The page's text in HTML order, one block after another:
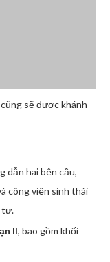
sẽ được khánh
dẫn hai bên cầu,
công viên sinh thái
tư.
II, bao gồm khối